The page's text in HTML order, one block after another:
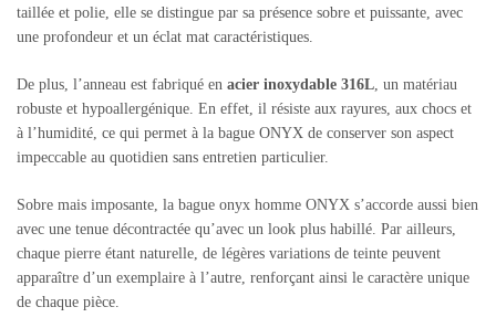
taillée et polie, elle se distingue par sa présence sobre et puissante, avec
une profondeur et un éclat mat caractéristiques.
De plus, l’anneau est fabriqué en acier inoxydable 316L, un matériau
robuste et hypoallergénique. En effet, il résiste aux rayures, aux chocs et
à l’humidité, ce qui permet à la bague ONYX de conserver son aspect
impeccable au quotidien sans entretien particulier.
Sobre mais imposante, la bague onyx homme ONYX s’accorde aussi bien
avec une tenue décontractée qu’avec un look plus habillé. Par ailleurs,
chaque pierre étant naturelle, de légères variations de teinte peuvent
apparaître d’un exemplaire à l’autre, renforçant ainsi le caractère unique
de chaque pièce.